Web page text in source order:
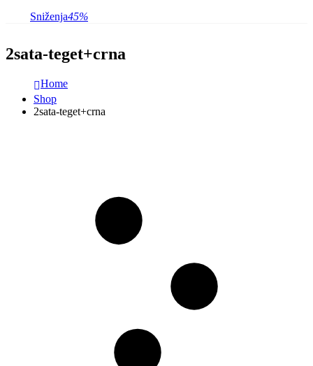
Sniženja45%
2sata-teget+crna
Home
Shop
2sata-teget+crna